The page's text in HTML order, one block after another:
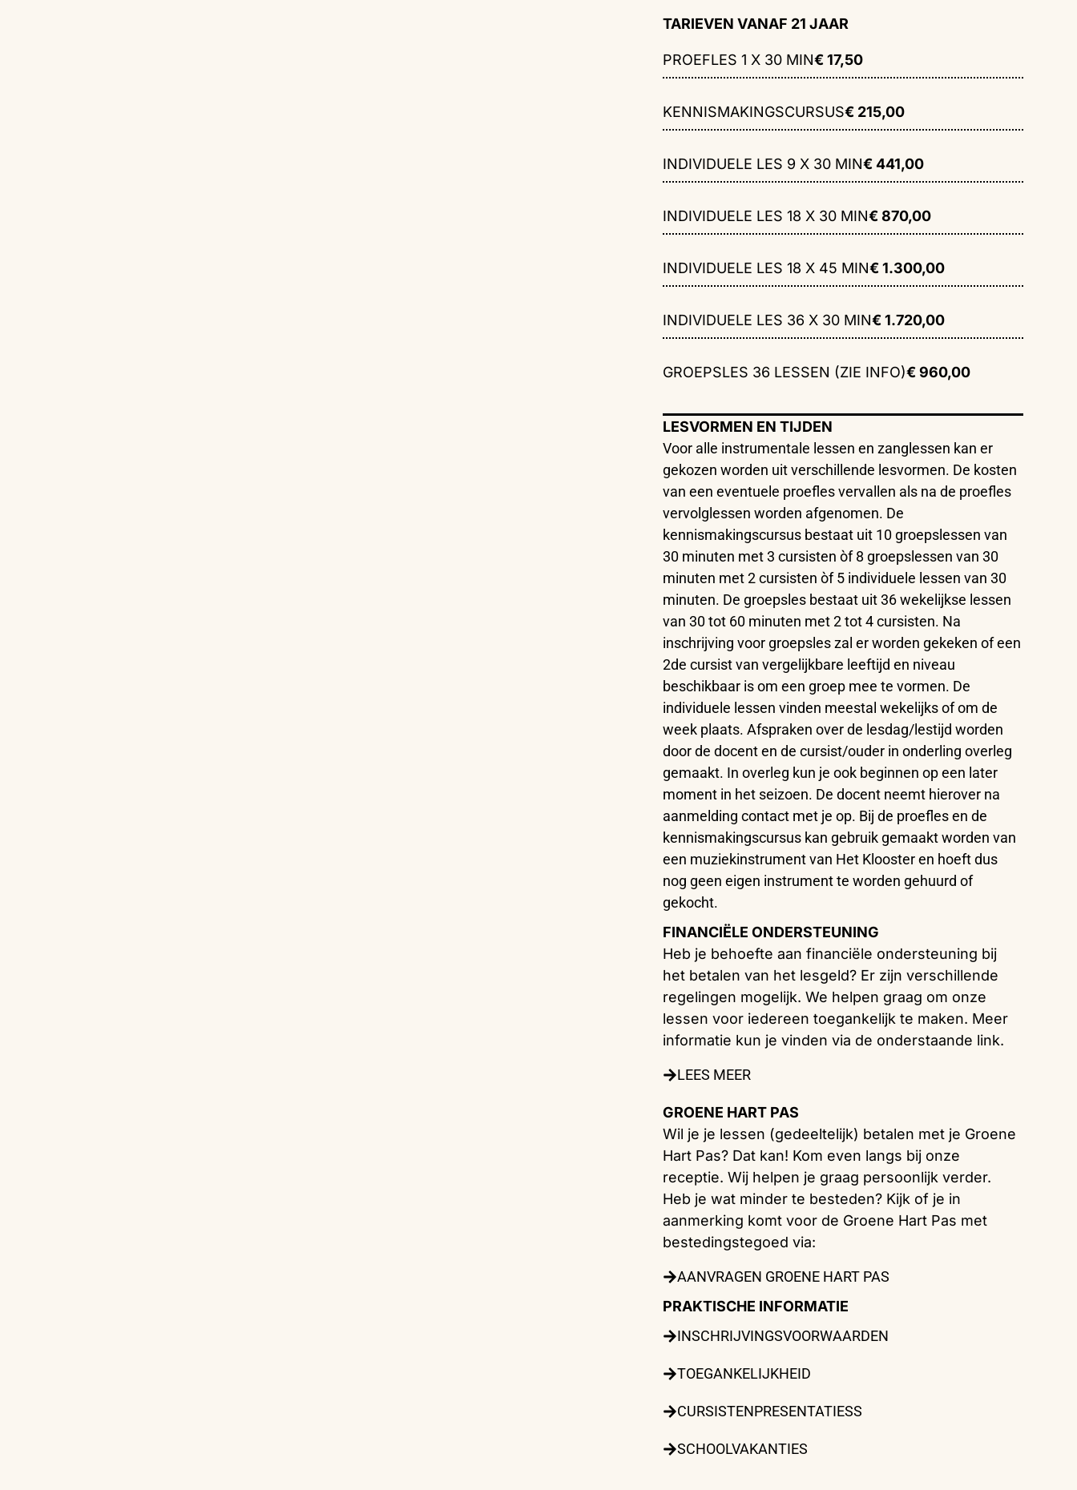
TARIEVEN VANAF 21 JAAR
PROEFLES 1 X 30 MIN€ 17,50
KENNISMAKINGSCURSUS€ 215,00
INDIVIDUELE LES 9 X 30 MIN€ 441,00
INDIVIDUELE LES 18 X 30 MIN€ 870,00
INDIVIDUELE LES 18 X 45 MIN€ 1.300,00
INDIVIDUELE LES 36 X 30 MIN€ 1.720,00
GROEPSLES 36 LESSEN (ZIE INFO)€ 960,00
LESVORMEN EN TIJDEN
Voor alle instrumentale lessen en zanglessen kan er
gekozen worden uit verschillende lesvormen. De kosten
van een eventuele proefles vervallen als na de proefles
vervolglessen worden afgenomen. De
kennismakingscursus bestaat uit 10 groepslessen van
30 minuten met 3 cursisten òf 8 groepslessen van 30
minuten met 2 cursisten òf 5 individuele lessen van 30
minuten. De groepsles bestaat uit 36 wekelijkse lessen
van 30 tot 60 minuten met 2 tot 4 cursisten. Na
inschrijving voor groepsles zal er worden gekeken of een
2de cursist van vergelijkbare leeftijd en niveau
beschikbaar is om een groep mee te vormen. De
individuele lessen vinden meestal wekelijks of om de
week plaats. Afspraken over de lesdag/lestijd worden
door de docent en de cursist/ouder in onderling overleg
gemaakt. In overleg kun je ook beginnen op een later
moment in het seizoen. De docent neemt hierover na
aanmelding contact met je op. Bij de proefles en de
kennismakingscursus kan gebruik gemaakt worden van
een muziekinstrument van Het Klooster en hoeft dus
nog geen eigen instrument te worden gehuurd of
gekocht.
FINANCIËLE ONDERSTEUNING
Heb je behoefte aan financiële ondersteuning bij
het betalen van het lesgeld? Er zijn verschillende
regelingen mogelijk. We helpen graag om onze
lessen voor iedereen toegankelijk te maken. Meer
informatie kun je vinden via de onderstaande link.
LEES MEER
GROENE HART PAS
Wil je je lessen (gedeeltelijk) betalen met je Groene
Hart Pas? Dat kan! Kom even langs bij onze
receptie. Wij helpen je graag persoonlijk verder.
Heb je wat minder te besteden? Kijk of je in
aanmerking komt voor de Groene Hart Pas met
bestedingstegoed via:
AANVRAGEN GROENE HART PAS
PRAKTISCHE INFORMATIE
INSCHRIJVINGSVOORWAARDEN
TOEGANKELIJKHEID
CURSISTENPRESENTATIESS
SCHOOLVAKANTIES